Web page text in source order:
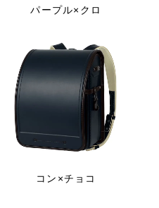
パープル×クロ
コン×チョコ